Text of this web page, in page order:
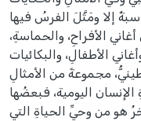
إلا ومَثَّلَ الفرسُ فيها
الأفراحِ، والحماسةِ،
الأطفالِ، والبكائيات.
مجموعةً من الأمثالِ
اليومية، فبعضُها
هو من وحيِّ الحياةِ التي